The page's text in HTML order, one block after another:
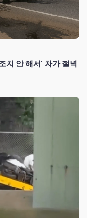
치 안 해서' 차가 절벽